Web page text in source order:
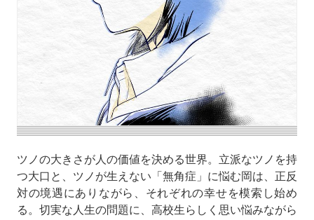
ツノの大きさが人の価値を決める世界。立派なツノを持
つ大口と、ツノが生えない「無角症」に悩む岡は、正反
対の境遇にありながら、それぞれの幸せを模索し始め
る。切実な人生の問題に、高校生らしく思い悩みながら